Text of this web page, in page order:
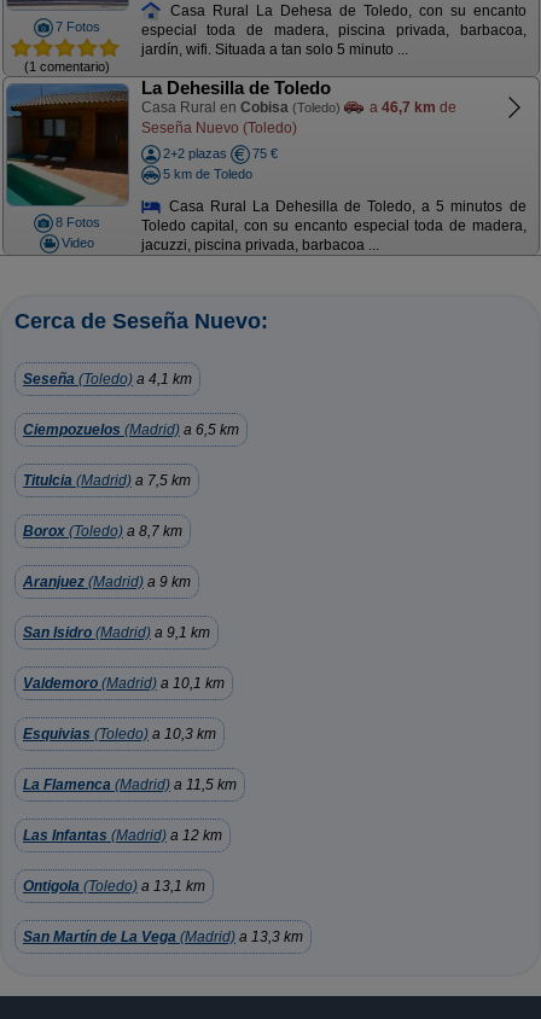
7 Fotos
(1 comentario)
Casa Rural La Dehesa de Toledo, con su encanto
especial toda de madera, piscina privada, barbacoa,
jardín, wifi. Situada a tan solo 5 minuto ...
8 Fotos
Video
La Dehesilla de Toledo
Casa Rural en Cobisa (Toledo) a 46,7 km de
Seseña Nuevo (Toledo)
2+2 plazas
75 €
5 km de Toledo
Casa Rural La Dehesilla de Toledo, a 5 minutos de
Toledo capital, con su encanto especial toda de madera,
jacuzzi, piscina privada, barbacoa ...
Cerca de Seseña Nuevo:
Seseña (Toledo) a 4,1 km
Ciempozuelos (Madrid) a 6,5 km
Titulcia (Madrid) a 7,5 km
Borox (Toledo) a 8,7 km
Aranjuez (Madrid) a 9 km
San Isidro (Madrid) a 9,1 km
Valdemoro (Madrid) a 10,1 km
Esquivias (Toledo) a 10,3 km
La Flamenca (Madrid) a 11,5 km
Las Infantas (Madrid) a 12 km
Ontigola (Toledo) a 13,1 km
San Martín de La Vega (Madrid) a 13,3 km